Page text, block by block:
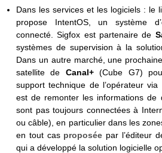
Dans les services et les logiciels : le
propose IntentOS, un système
connecté. Sigfox est partenaire de
systèmes de supervision à la
Dans un autre marché, une
satellite de Canal+(Cube G7)
support technique de l’opérateur via
est de remonter les informations de
sont pas toujours connectées à
ou câble), en particulier dans les
en tout cas proposée par l’éditeur
qui a développé la solution logicielle